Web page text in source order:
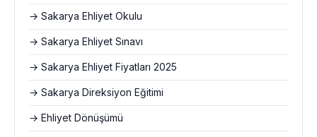
→ Sakarya Ehliyet Okulu
→ Sakarya Ehliyet Sınavı
→ Sakarya Ehliyet Fiyatları 2025
→ Sakarya Direksiyon Eğitimi
→ Ehliyet Dönüşümü